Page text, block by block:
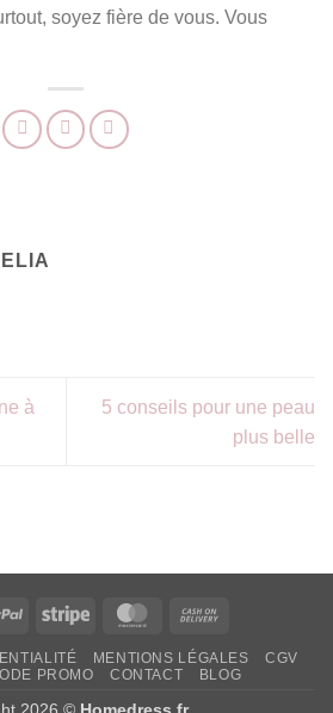
soyez fière de vous. Vous
à
5 conseils pour une peau
plus belle
PayPal Rayure MasterCard
MENTIONS LÉGALES
CGV
PROMO CONTACT BLOG
2026 © Homedress.fr